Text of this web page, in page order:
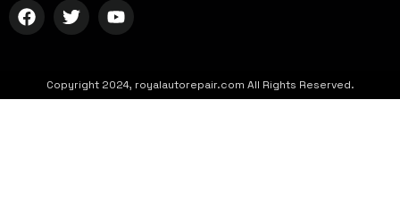
Copyright 2024, royalautorepair.com All Rights Reserved.